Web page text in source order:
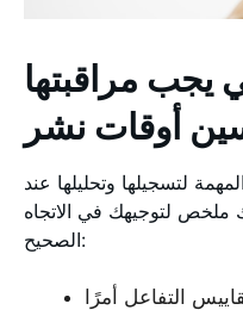
يجب مراقبتها
لتسجيلها وتحليلها عند
ملخص لتوجيهك في الاتجاه
الصحيح:
التفاعل أمرًا